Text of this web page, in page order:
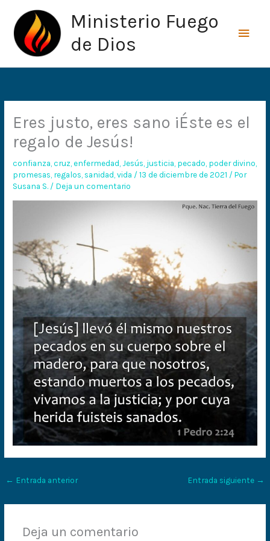
contenido
Ministerio Fuego
de Dios
Eres justo, eres sano ¡Éste es el
regalo de Jesús!
confianza ,cruz ,enfermedad Jesús justicia pecado poder divino
promesas regalos sanidad ,vida /13 de diciembre de 2021 / Por
Susana S. / Deja un comentario
← Entrada anterior Entrada siguiente →
Deja un comentario